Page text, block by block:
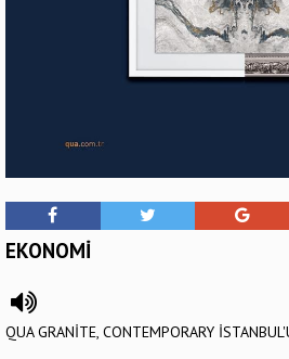
EKONOMİ
QUA GRANİTE, CONTEMPORARY